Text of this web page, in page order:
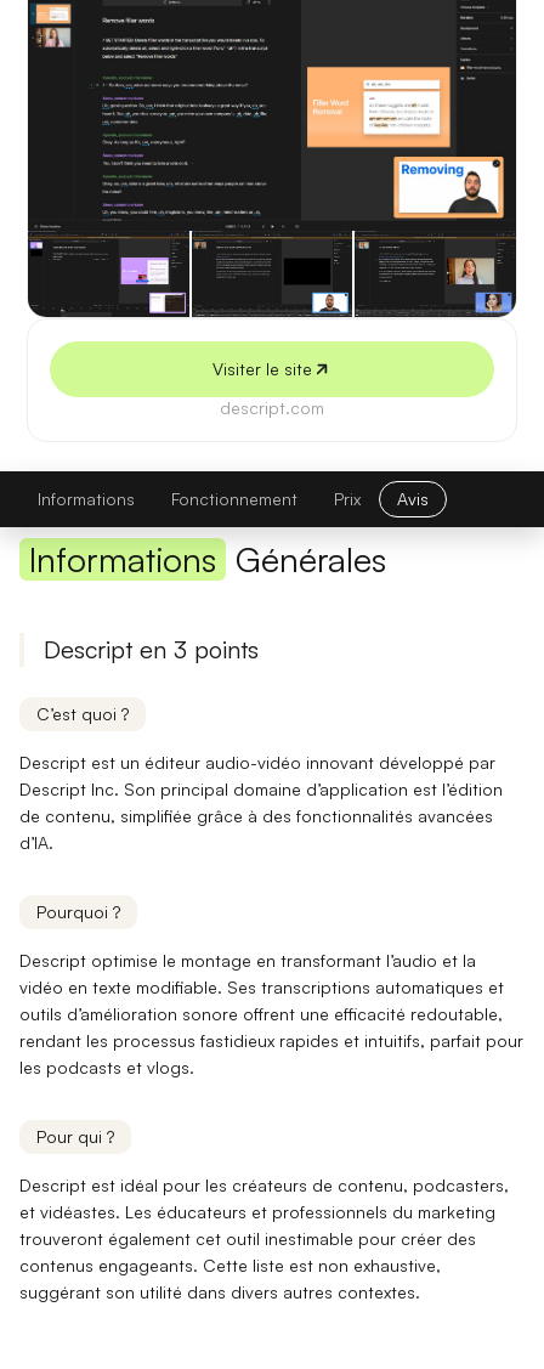
5 juillet 2026
Visiter le site
descript.com
Descript
Visiter le site
Informations
Fonctionnement Prix Avis
Informations Générales
Descript en 3 points
C’est quoi ?
Descript est un éditeur audio-vidéo innovant développé par
Descript Inc. Son principal domaine d’application est l’édition
de contenu, simplifiée grâce à desfonctionnalités avancées
d’IA.
Pourquoi ?
Descript optimise le montage en transformant l’audio et la
vidéo en texte modifiable. Ses transcriptions automatiques et
outils d’amélioration sonore offrent une efficacité redoutable,
rendant les processus fastidieux rapides et intuitifs, parfait pour
les podcasts et vlogs.
Pour qui ?
Descript est idéal pour les créateurs de contenu, podcasters,
etvidéastes. Les éducateurs et professionnels du marketing
trouveront également cet outil inestimable pour créer des
contenus engageants. Cette liste est non exhaustive,
suggérant son utilité dans divers autres contextes.